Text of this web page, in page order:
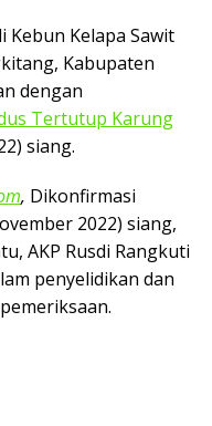
Kebun Kelapa Sawit
Kabupaten
dengan
Tertutup Karung
siang.
, Dikonfirmasi
2022) siang,
AKP Rusdi Rangkuti
penyelidikan dan